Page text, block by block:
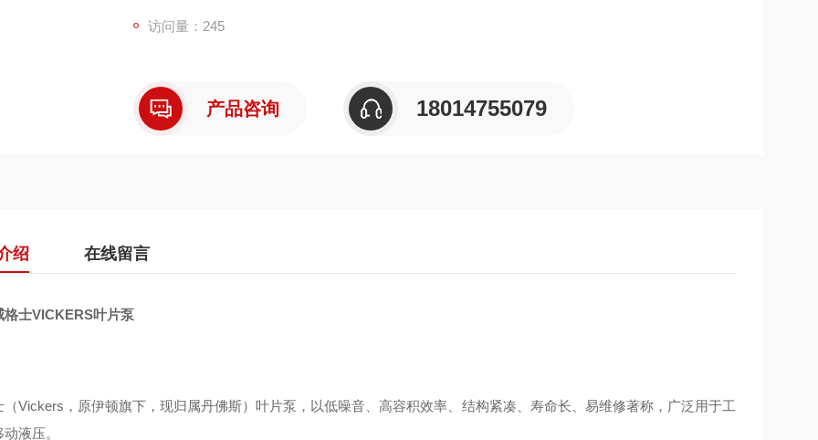
访问量：245
产品咨询 18014755079
绍 在线留言
格士VICKERS叶片泵
（Vickers，原伊顿旗下，现归属丹佛斯）叶片泵，以低噪音、高容积效率、结构紧凑、寿命长、易维修著称，广泛用于工
液压。